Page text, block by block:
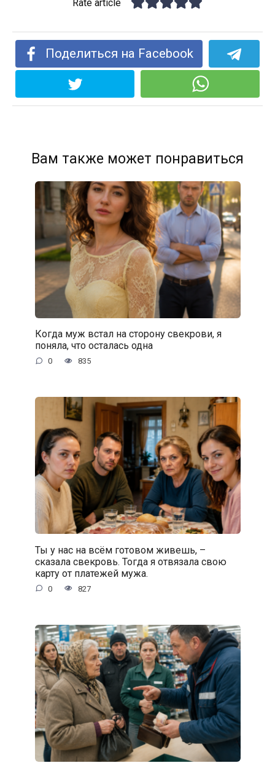
Rate article
Поделиться на Facebook
Вам также может понравиться
Когда муж встал на сторону свекрови, я
поняла, что осталась одна
0 835
Ты у нас на всём готовом живешь, –
сказала свекровь. Тогда я отвязала свою
карту от платежей мужа.
0 827